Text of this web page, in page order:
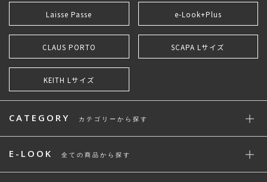
Laisse Passe e-Look+Plus
CLAUS PORTO SCAPA Lサイズ
KEITH Lサイズ
CATEGORY カテゴリーから探す
E-LOOK 全ての商品から探す